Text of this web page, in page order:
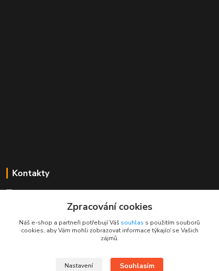
Kontakty
+420 725 613 837
info@rajklubicek.cz
Zpracování cookies
Náš e-shop a partneři potřebují Váš souhlas s použitím souborů
cookies, aby Vám mohli zobrazovat informace týkající se Vašich
zájmů.
Nastavení Souhlasím